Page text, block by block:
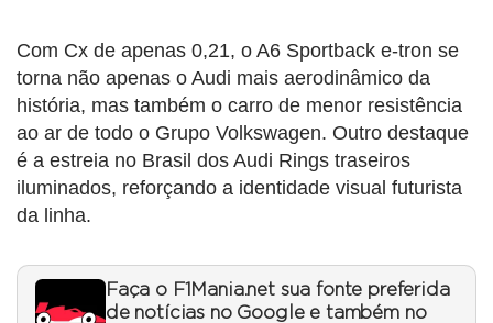
Com Cx de apenas 0,21, o A6 Sportback e-tron se
torna não apenas o Audi mais aerodinâmico da
história, mas também o carro de menor resistência
ao ar de todo o Grupo Volkswagen. Outro destaque
é a estreia no Brasil dos Audi Rings traseiros
iluminados, reforçando a identidade visual futurista
da linha.
Faça o F1Mania.net sua fonte preferida
de notícias no Google e também no